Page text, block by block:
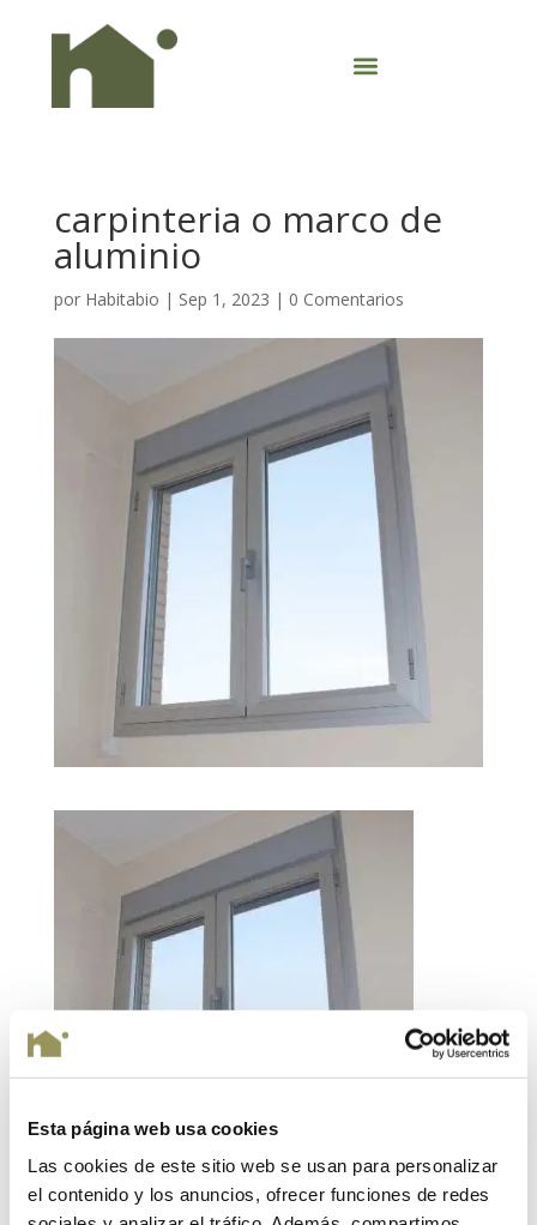
Esta página web usa cookies
Las cookies de este sitio web se usan para personalizar
el contenido y los anuncios, ofrecer funciones de redes
carpinteria o marco de
aluminio
por Habitabio | Sep 1, 2023 | 0 Comentarios